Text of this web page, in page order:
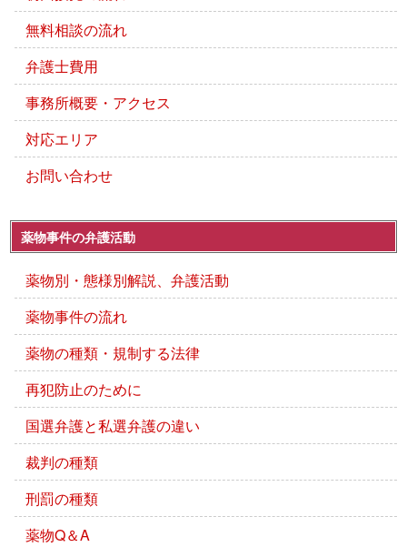
無料相談の流れ
弁護士費用
事務所概要・アクセス
対応エリア
お問い合わせ
薬物事件の弁護活動
薬物別・態様別解説、弁護活動
薬物事件の流れ
薬物の種類・規制する法律
再犯防止のために
国選弁護と私選弁護の違い
裁判の種類
刑罰の種類
薬物Q＆A